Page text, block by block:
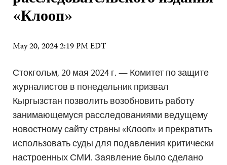
«Клооп»
May 20, 2024 2:19 PM EDT
Стокгольм, 20 мая 2024 г. — Комитет по защите
журналистов в понедельник призвал
Кыргызстан позволить возобновить работу
занимающемуся расследованиями ведущему
новостному сайту страны «Клооп» и прекратить
использовать суды для подавления критически
настроенных СМИ. Заявление было сделано